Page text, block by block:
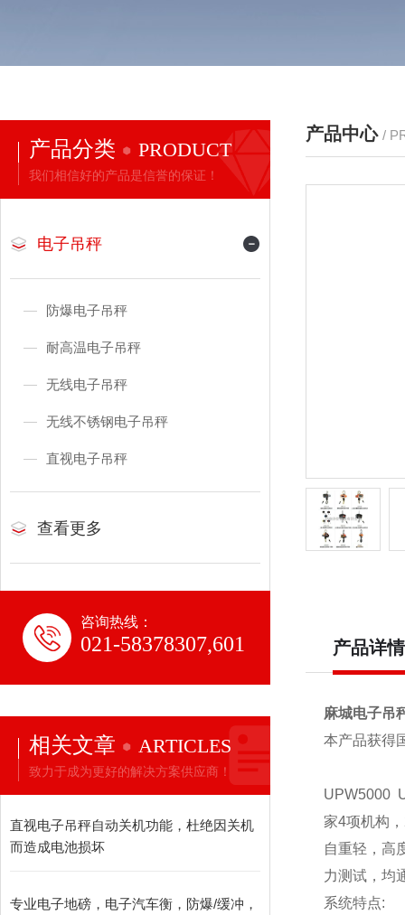
产品分类 PRODUCT
我们相信好的产品是信誉的保证！
电子吊秤
防爆电子吊秤
耐高温电子吊秤
无线电子吊秤
无线不锈钢电子吊秤
直视电子吊秤
查看更多
咨询热线：
021-58378307,601
相关文章 ARTICLES
致力于成为更好的解决方案供应商！
直视电子吊秤自动关机功能，杜绝因关机
而造成电池损坏
专业电子地磅，电子汽车衡，防爆/缓冲，
产品中心 /
产品详情
麻城电子吊
本产品获得
UPW5000
家4项机构
自重轻，高
力测试，均
系统特点: